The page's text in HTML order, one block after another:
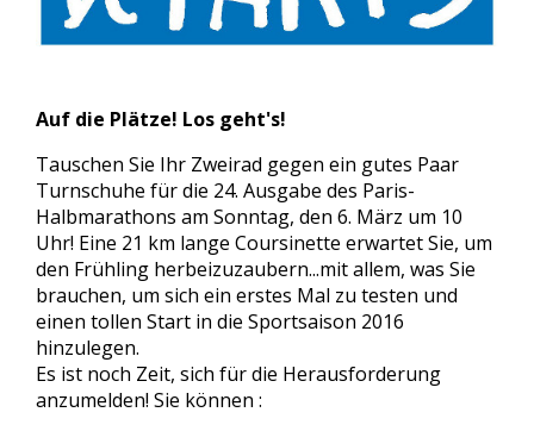
Auf die Plätze! Los geht's!
Tauschen Sie Ihr Zweirad gegen ein gutes Paar
Turnschuhe für die 24. Ausgabe des Paris-
Halbmarathons am Sonntag, den 6. März um 10
Uhr! Eine 21 km lange Coursinette erwartet Sie, um
den Frühling herbeizuzaubern...mit allem, was Sie
brauchen, um sich ein erstes Mal zu testen und
einen tollen Start in die Sportsaison 2016
hinzulegen.
Es ist noch Zeit, sich für die Herausforderung
anzumelden! Sie können :